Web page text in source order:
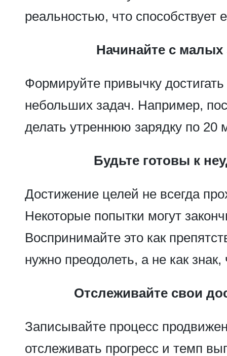
реальностью, что способствует
Начинайте с малых
Формируйте привычку
небольших задач. Например,
делать утреннюю зарядку по 20
Будьте готовы к
Достижение целей не всегда
Некоторые попытки могут
Воспринимайте это как
нужно преодолеть, а не как знак,
Отслеживайте свои
Записывайте процесс
отслеживать прогресс и темп